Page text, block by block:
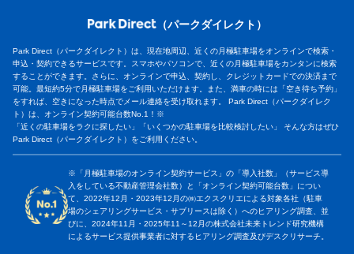
（パークダイレクト）
Park Direct（パークダイレクト）は、現在地周辺、近くの月極駐車場をオンラインで検索・
申込・契約できるサービスです。スマホやパソコンで、近くの月極駐車場をカンタンに検索
することができます。さらに、オンラインで申込、契約し、クレジットカードでの決済まで
可能。最短約5分で月極駐車場をご利用いただけます。また、満車の時には「空き待ち予約」
をすれば、空きになった時点でメール連絡を受け取れます。 Park Direct（パークダイレク
ト）は、オンライン契約可能台数No.1！※
「近くの駐車場をラクに探したい」「いくつかの駐車場を比較検討したい」 そんな方はぜひ
Park Direct（パークダイレクト）をご利用ください。
※「月極駐車場のオンライン契約サービス」の「導入社数」（サービス導
入をしている不動産管理会社数）と「オンライン契約可能台数」につい
て、2022年12月・2023年12月の㈱エクスクリエによる対象各社（駐車
場のシェアリングサービス・サブリースは除く）へのヒアリング調査、並
びに、2024年11月・2025年11～12月の株式会社未来トレンド研究機構
によるサービス提供事業者に対するヒアリング調査及びデスクリサーチ。